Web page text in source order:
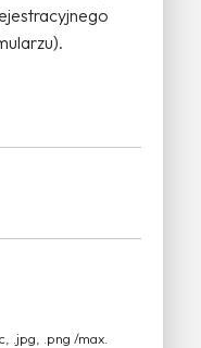
.jpg, .png /max.